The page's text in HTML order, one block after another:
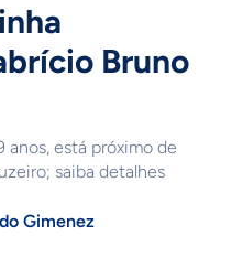
Bruno
anos, está próximo de
saiba detalhes
Gimenez